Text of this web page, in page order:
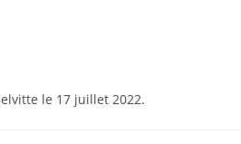
le 17 juillet 2022.